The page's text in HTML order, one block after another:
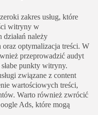
zakres usług, które
witryny w
należy
optymalizacja treści. W
przeprowadzić audyt
punkty witryny.
związane z content
wartościowych treści,
Warto również zwrócić
Ads, które mogą